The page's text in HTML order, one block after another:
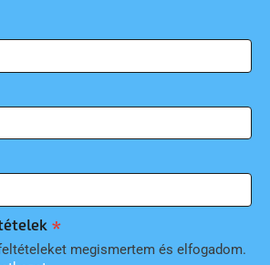
megismertem és elfogadom.